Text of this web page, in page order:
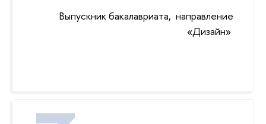
Выпускник бакалавриата, направление
«Дизайн»‎